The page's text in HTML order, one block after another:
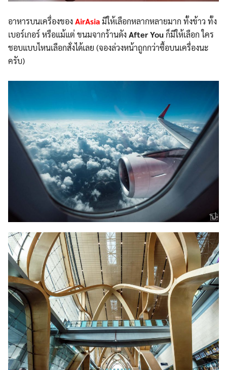
อาหารบนเครื่องของ AirAsiaมีให้เลือกหลากหลายมาก ทั้งข้าว ทั้ง
เบอร์เกอร์ หรือแม้แต่ ขนมจากร้านดัง After Youก็มีให้เลือก ใคร
ชอบแบบไหนเลือกสั่งได้เลย (จองล่วงหน้าถูกกว่าซื้อบนเครื่องนะ
ครับ)